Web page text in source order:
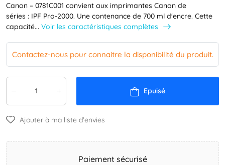
Canon – 0781C001 convient aux imprimantes Canon de
séries : IPF Pro-2000. Une contenance de 700 ml d'encre. Cette
capacité... Voir les caractéristiques complètes
Contactez-nous pour connaitre la disponibilité du produit.
Epuisé
Ajouter à ma liste d'envies
Paiement sécurisé